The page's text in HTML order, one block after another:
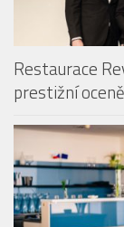
Restaurace
prestižní